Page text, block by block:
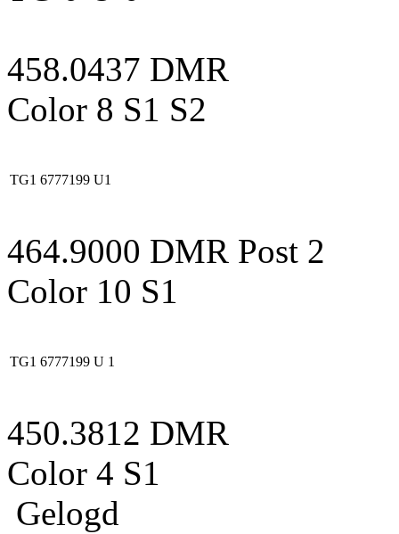
458.0437 DMR
Color 8 S1 S2
TG1 6777199 U1
464.9000 DMR Post 2
Color 10 S1
TG1 6777199 U 1
450.3812 DMR
Color 4 S1
Gelogd